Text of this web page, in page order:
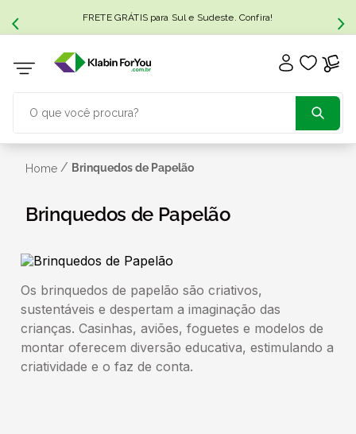
FRETE GRÁTIS para Sul e Sudeste. Confira!
Home / Brinquedos de Papelão
Brinquedos de Papelão
Os brinquedos de papelão são criativos,
sustentáveis e despertam a imaginação das
crianças. Casinhas, aviões, foguetes e modelos de
montar oferecem diversão educativa, estimulando a
criatividade e o faz de conta.
TERMOS MAIS BUSCADOS
1 º caixa papelão
3º caixa sedex
4 º caixas